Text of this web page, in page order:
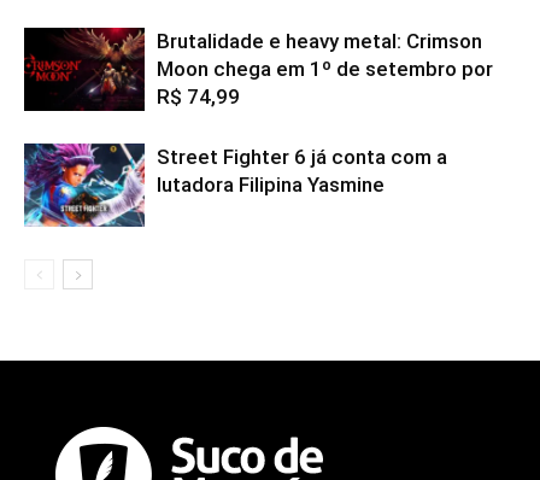
Brutalidade e heavy metal: Crimson
Moon chega em 1º de setembro por
R$ 74,99
Street Fighter 6 já conta com a
lutadora Filipina Yasmine